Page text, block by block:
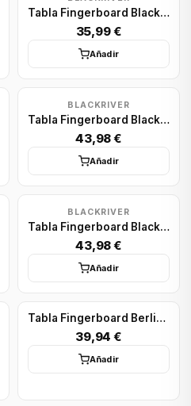
Tabla Fingerboard Blackriver: Mini Logo Red Wide 32mm
35,99 €
Añadir
BLACKRIVER
Tabla Fingerboard Blackriver: Thrasher Nature X-Wide 33.3mm
43,98 €
Añadir
BLACKRIVER
Tabla Fingerboard Blackriver: Save The Scene X-Wide 33.3mm
43,98 €
Añadir
Tabla Fingerboard BerlinWood: Promodel Afrobi X-Wide 33.3mm
39,94 €
Añadir